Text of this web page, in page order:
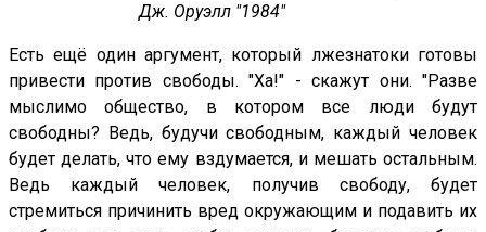
Дж. Оруэлл "1984"
Есть ещё один аргумент, который лжезнатоки готовы
привести против свободы. "Ха!" - скажут они. "Разве
мыслимо общество, в котором все люди будут
свободны? Ведь, будучи свободным, каждый человек
будет делать, что ему вздумается, и мешать остальным.
Ведь каждый человек, получив свободу, будет
стремиться причинить вред окружающим и подавить их